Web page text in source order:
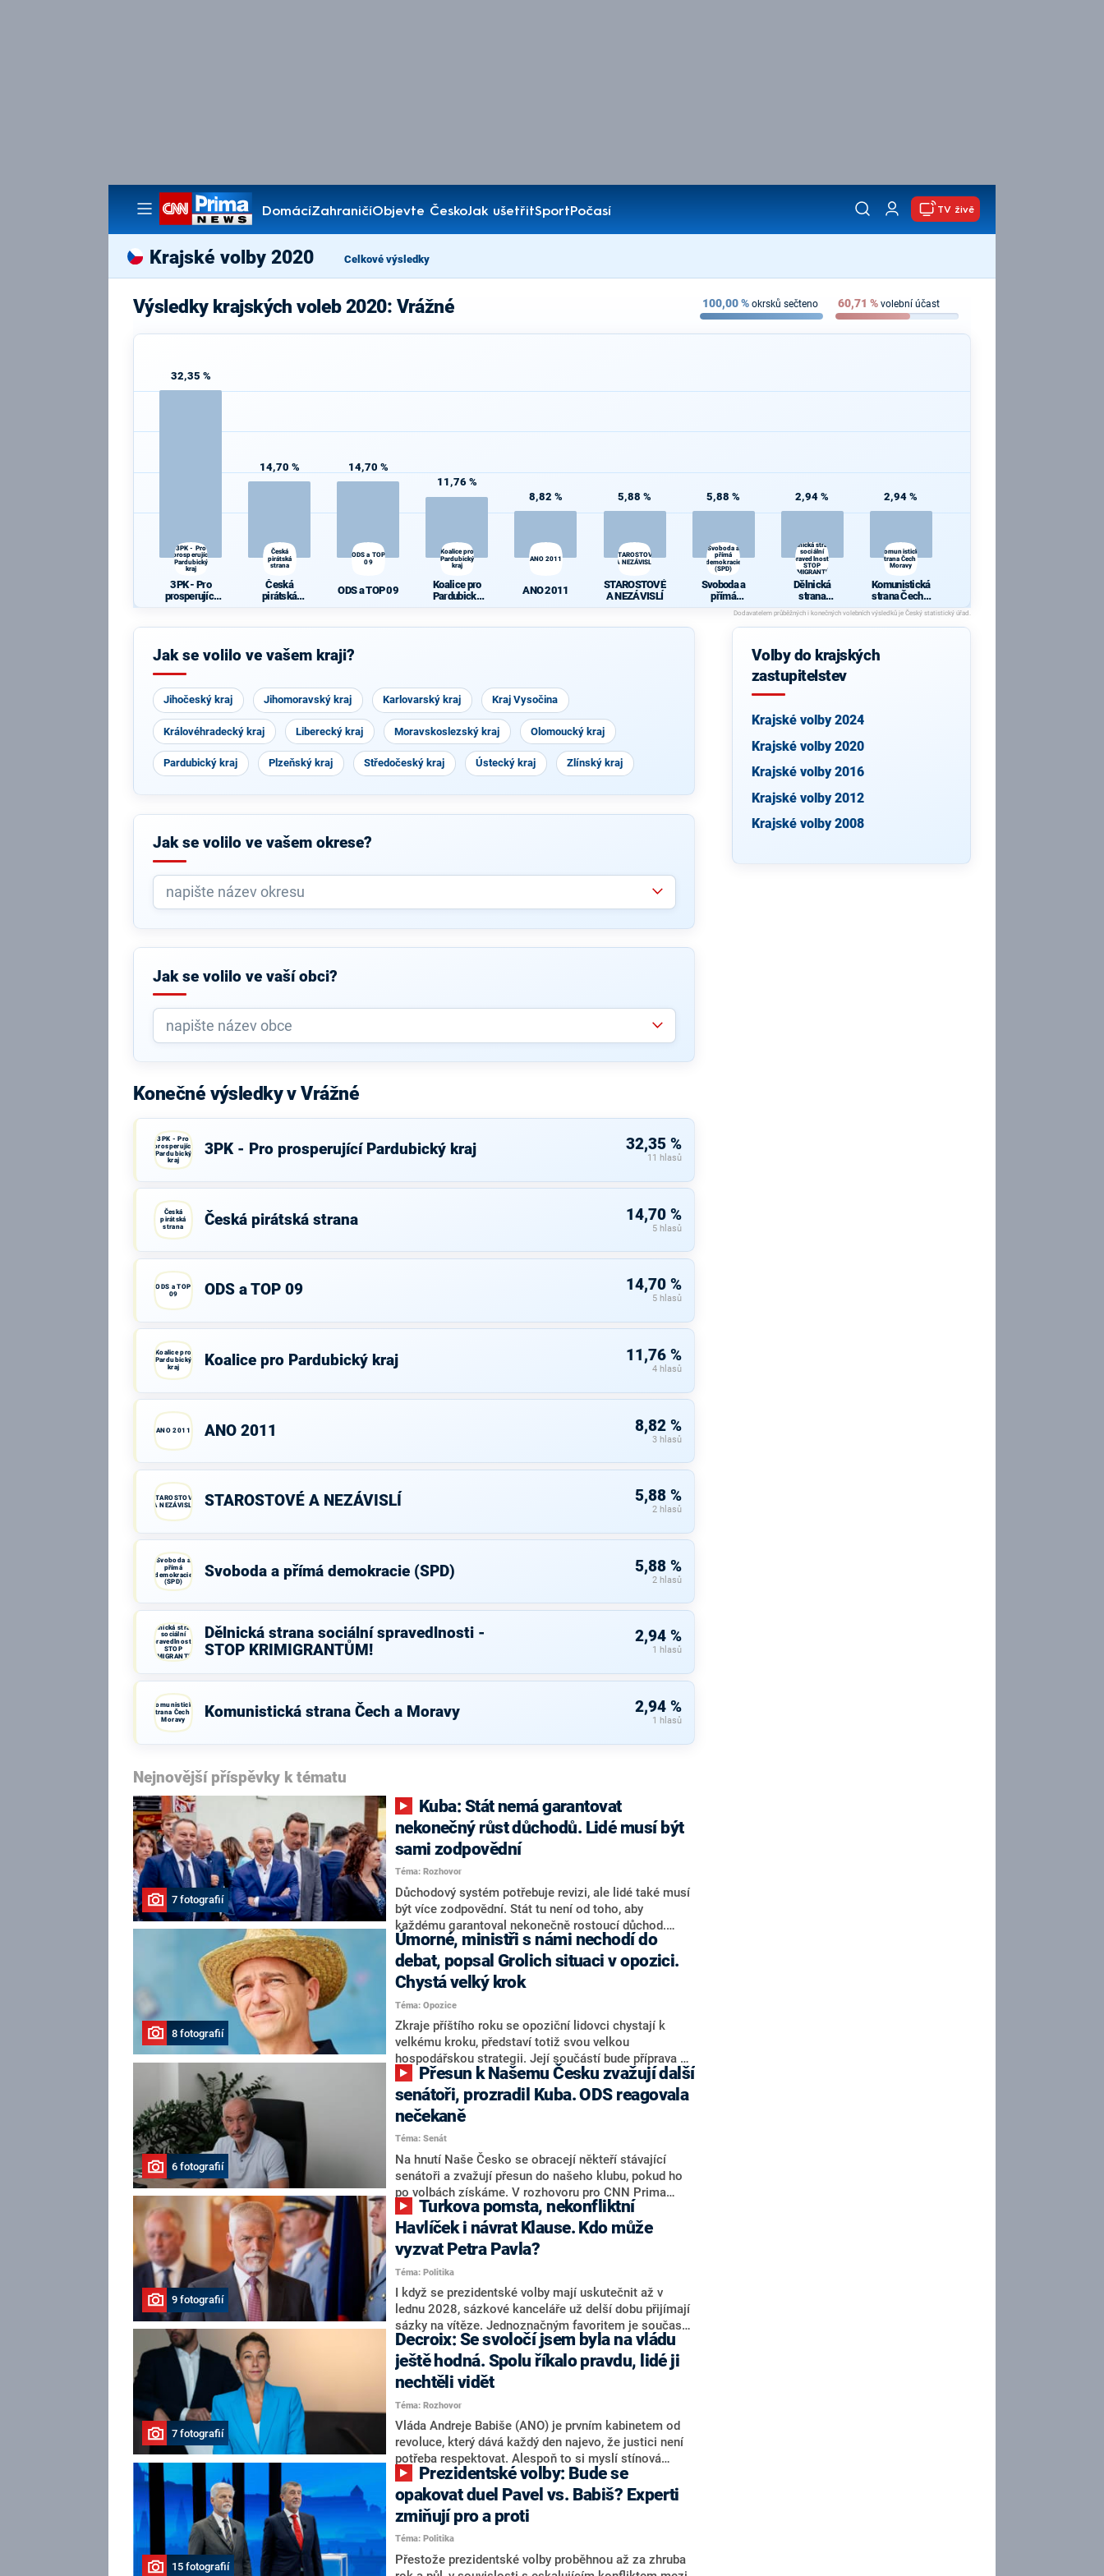
DomácíZahraničíObjevte ČeskoJak ušetřitSportPočasí
Pořady
TV živě
Krajské volby 2020 Celkové výsledky
Výsledky krajských voleb 2020: Vrážné 100,00% okrsků sečteno 60,71 % volební účast
32,35 %
3PK - Pro
prosperující
Pardubický
kraj
3PK - Pro
prosperující
14,70 %
Česká
pirátská
strana
Česká
pirátská
14,70 %
ODS a TOP
09
ODS a TOP 09
11,76 %
Koalice pro
Pardubický
kraj
Koalice pro
Pardubický
8,82 %
ANO 2011
ANO 2011
5,88 %
STAROSTOVÉ
A NEZÁVISLÍ
STAROSTOVÉ
A NEZÁVISLÍ
5,88 %
Svoboda a
přímá
demokracie
(SPD)
Svoboda a
přímá
demokracie
(SPD)
2,94 %
Dělnická strana
sociální
spravedlnosti -
STOP
KRIMIGRANTŮM!
Dělnická
strana
sociální
spravedlnosti
- STOP
ŮM!
2,94 %
Komunistická
strana Čech a
Moravy
Komunistická
strana Čech a
Moravy
Jak se volilo ve vašem kraji?
Jihočeský kraj Jihomoravský kraj Karlovarský kraj Kraj Vysočina
Královéhradecký kraj Liberecký kraj Moravskoslezský kraj Olomoucký kraj
Pardubický kraj Plzeňský kraj Středočeský kraj Ústecký kraj Zlínský kraj
Jak se volilo ve vašem okrese?
Jak se volilo ve vaší obci?
Konečné výsledky v Vrážné
3PK - Pro
prosperující
Pardubický
kraj
3PK - Pro prosperující Pardubický kraj 32,35 %
11 hlasů
Česká
pirátská
strana
Česká pirátská strana 14,70 %
5 hlasů
ODS a TOP
09
ODS a TOP 09 14,70 %
5 hlasů
Koalice pro
Pardubický
kraj
Koalice pro Pardubický kraj 11,76 %
4 hlasů
ANO 2011 ANO 2011 8,82 %
3 hlasů
STAROSTOVÉ
A NEZÁVISLÍ
STAROSTOVÉ A NEZÁVISLÍ 5,88 %
2 hlasů
Svoboda a
přímá
demokracie
(SPD)
Svoboda a přímá demokracie (SPD) 5,88 %
2 hlasů
Dělnická strana
sociální
spravedlnosti -
STOP
KRIMIGRANTŮM!
Dělnická strana sociální spravedlnosti -
STOP KRIMIGRANTŮM!
2,94 %
1 hlasů
Komunistická
strana Čech a
Moravy
Komunistická strana Čech a Moravy 2,94 %
1 hlasů
Nejnovější příspěvky k tématu
7 fotografií
nekonečný růst důchodů. Lidé musí být
sami zodpovědní
Téma: Rozhovor
Důchodový systém potřebuje revizi, ale lidé také musí
být více zodpovědní. Stát tu není od toho, aby
každému garantoval nekonečně rostoucí důchod.
Chybí tu nový systém a my ho představíme,řekl
hejtman Jihočeského kraje a předseda hnutí Naše
Česko Martin Kuba v rozhovoru pro CNN Prima NEWS.
V čele státu pak podle něj nemůže být člověk, který by
střetem zájmů omezoval čerpání financí a rozvoj,
dodal. Řešení u Andreje Babiše ale hodnotit nechtěl.
8 fotografií
Úmorné, ministři s námi nechodí do
debat, popsal Grolich situaci v opozici.
Chystá velký krok
Téma: Opozice
Zkraje příštího roku se opoziční lidovci chystají k
velkému kroku, představí totiž svou velkou
hospodářskou strategii. Její součástí bude příprava na
stárnutí populace, řekl ve středu na setkání s novináři
nový předseda lidovců Jan Grolich. Ten zároveň v
senátních volbách kandiduje ve Vyškově. Popsal i
aktivitu opozice, o níž vládní strany nebo političtí
komentátoři mluví jako o slabé a v defenzivě. „Je to
úmorná práce upozorňovat na chyby vlády. Ministři s
námi navíc nechodí do debat. Chceme ale ukazovat
svoje témata,“ odpověděl Grolich na dotaz CNN Prima
NEWS.
6 fotografií
senátoři, prozradil Kuba. ODS reagovala
nečekaně
Téma: Senát
Na hnutí Naše Česko se obracejí někteří stávající
senátoři a zvažují přesun do našeho klubu, pokud ho
po volbách získáme. V rozhovoru pro CNN Prima
NEWS to řekl zakladatel hnutí a jihočeský hejtman
Martin Kuba. Konkrétní nebyl, ale získat by takto mohl
například senátora Zdeňka Hrabu, který je dnes
součástí klubu ODS a TOP 09. Hraba to na dotaz
redakce nevyloučil. Předseda klubu senátorů ODS
Zdeněk Nytra redakci řekl, že počítá s odchodem
některých senátorů z klubu a že Naše Česko není
nepřítel, ale soupeř.
9 fotografií
Havlíček i návrat Klause. Kdo může
vyzvat Petra Pavla?
Téma: Politika
I když se prezidentské volby mají uskutečnit až v
lednu 2028, sázkové kanceláře už delší dobu přijímají
sázky na vítěze. Jednoznačným favoritem je současná
hlava státu Petr Pavel. Daleko za ním pak bookmakeři
zmiňují dva výrazné politiky ANO, tedy premiéra
Andreje Babiše a ministra průmyslu Karla Havlíčka.
Oblíbeným tipem samotných sázkařů je poslanec za
Motoristy Filip Turek. Politolog Jan Kubáček nicméně
o případné kandidatuře kohokoliv ze zmíněné trojice
značně pochybuje. Podle něj současná koalice dosud
nemá osobu, která by Pavlovi mohla konkurovat.
7 fotografií
Decroix: Se svoločí jsem byla na vládu
ještě hodná. Spolu říkalo pravdu, lidé ji
nechtěli vidět
Téma: Rozhovor
Vláda Andreje Babiše (ANO) je prvním kabinetem od
revoluce, který dává každý den najevo, že justici není
potřeba respektovat. Alespoň to si myslí stínová
ministryně spravedlnosti ODS Eva Decroix. V
rozhovoru pro CNN Prima NEWS si nebrala servítky
ohledně politického výkonu svého nástupce Jeronýma
Tejce (za ANO) či vládní zmocněnkyně pro lidská
práva Taťány Malé (ANO). Označením „svoloč“ na
adresu vlády prý byla ještě hodná. Decroix se také
15 fotografií
opakovat duel Pavel vs. Babiš? Experti
zmiňují pro a proti
Téma: Politika
Přestože prezidentské volby proběhnou až za zhruba
Volby do krajských
zastupitelstev
Krajské volby 2024
Krajské volby 2020
Krajské volby 2016
Krajské volby 2012
Krajské volby 2008